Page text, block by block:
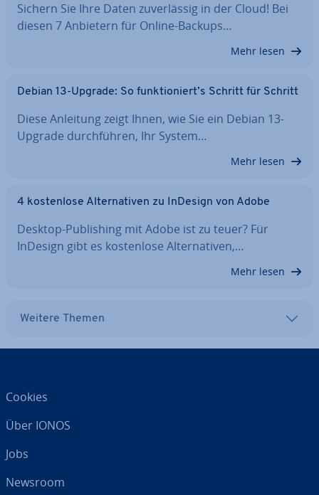
Sichern Sie Ihre Daten zu­ver­läs­sig in der Cloud! Bei
diesen 7 Anbietern für Online-Backups…
Mehr lesen
Debian 13-Upgrade: So funk­tio­niert’s Schritt für Schritt
Diese Anleitung zeigt Ihnen, wie Sie ein Debian 13-
Upgrade durch­füh­ren, Ihr System…
Mehr lesen
4 kos­ten­lo­se Al­ter­na­ti­ven zu InDesign von Adobe
Desktop-Pu­bli­shing mit Adobe ist zu teuer? Für
InDesign gibt es kos­ten­lo­se Al­ter­na­ti­ven,…
Mehr lesen
Weitere Themen
Cookies
Über IONOS
Jobs
Newsroom